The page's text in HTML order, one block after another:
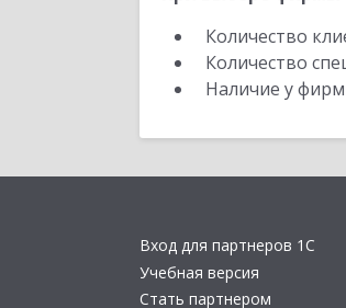
Количество
Количество
Наличие у
Вход для партнеров 1С
Учебная версия
Стать партнером